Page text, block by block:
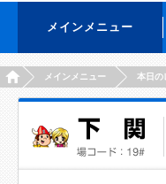
メインメニュー
HOMEメインメニュー 本日の